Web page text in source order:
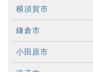
横須賀市
鎌倉市
小田原市